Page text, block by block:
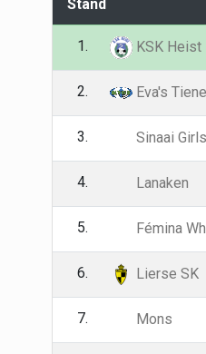
Stand
1. KSK Heist
2. Eva's
3. Sinaai Girls
4. Lanaken
5. Fémina
6. Lierse SK
7. Mons